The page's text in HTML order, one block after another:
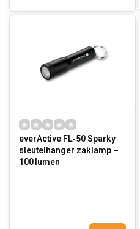
everActive FL‑50 Sparky
sleutelhanger zaklamp –
100 lumen